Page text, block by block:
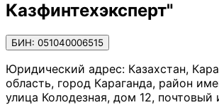
Казфинтехэксперт"
БИН: 051040006515
Юридический адрес: Казахстан,
область, город Караганда, район
улица Колодезная, дом 12, почтовый